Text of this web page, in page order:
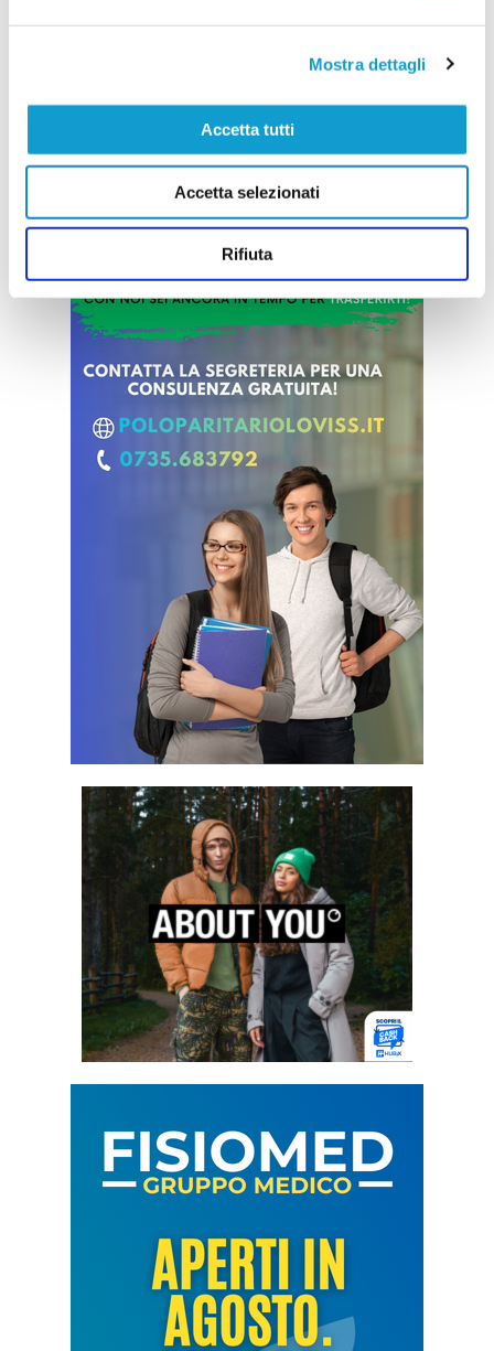
Mostra dettagli
Accetta tutti
Accetta selezionati
Rifiuta
11/07/2026